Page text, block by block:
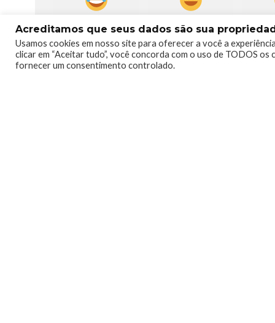
0 1
Acreditamos que seus dados são sua
Usamos cookies em nosso site para oferecer a você a
clicar em “Aceitar tudo”, você concorda com o uso de TODOS
fornecer um consentimento controlado.